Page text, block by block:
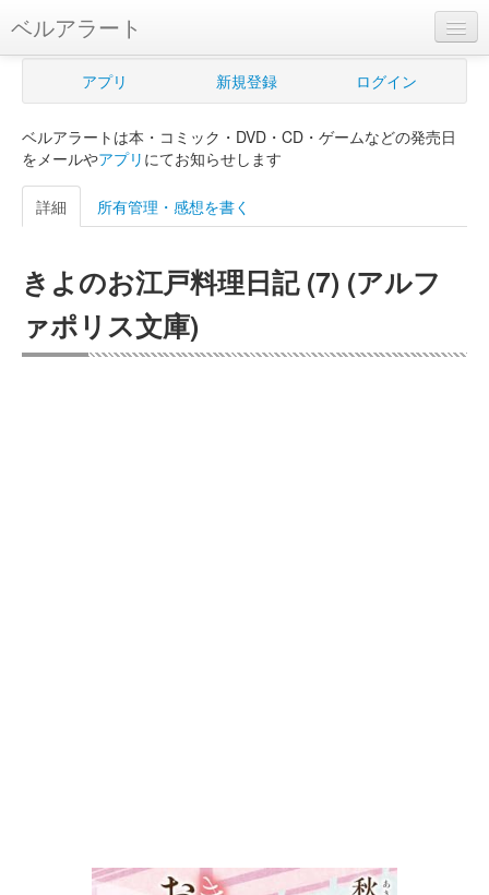
ベルアラート
ベルアラートとは
新規登録
ログイン
購入管理
Myシェルフ
アプリ 新規登録 ログイン
ベルアラートは本・コミック・DVD・CD・ゲームなどの発売日
をメールやアプリ にてお知らせします
詳細 所有管理・感想を書く
きよのお江戸料理日記 (7) (アルフ
ァポリス文庫)